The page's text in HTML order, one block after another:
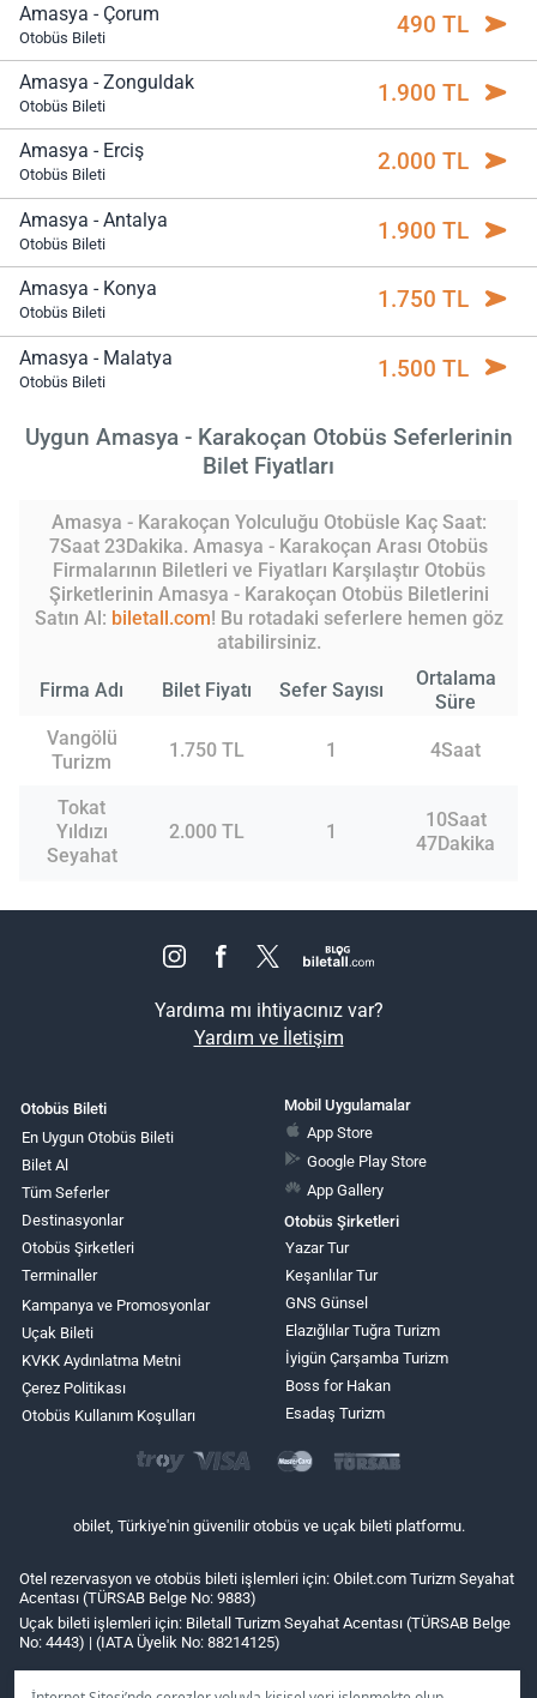
Amasya - Çorum
Otobüs Bileti 490 TL
Amasya - Zonguldak
Otobüs Bileti 1.900 TL
Amasya - Erciş
Otobüs Bileti 2.000 TL
Amasya - Antalya
Otobüs Bileti 1.900 TL
Amasya - Konya
Otobüs Bileti 1.750 TL
Amasya - Malatya
Otobüs Bileti 1.500 TL
Uygun Amasya - Karakoçan Otobüs Seferlerinin
Bilet Fiyatları
Amasya - Karakoçan Yolculuğu Otobüsle Kaç Saat:
7Saat 23Dakika. Amasya - Karakoçan Arası Otobüs
Firmalarının Biletleri ve Fiyatları Karşılaştır Otobüs
Şirketlerinin Amasya - Karakoçan Otobüs Biletlerini
Satın Al: biletall.com! Bu rotadaki seferlere hemen göz
atabilirsiniz.
Firma Adı Bilet Fiyatı Sefer Sayısı
Ortalama
Süre
Vangölü
Turizm
1.750 TL 1 4Saat
Tokat
Yıldızı
Seyahat
2.000 TL 1
10Saat
47Dakika
Yardıma mı ihtiyacınız var?
Yardım ve İletişim
Otobüs Bileti
En Uygun Otobüs Bileti
Bilet Al
Tüm Seferler
Destinasyonlar
Otobüs Şirketleri
Terminaller
Kampanya ve Promosyonlar
Uçak Bileti
KVKK Aydınlatma Metni
Çerez Politikası
Otobüs Kullanım Koşulları
Mobil Uygulamalar
App Store
Google Play Store
App Gallery
Otobüs Şirketleri
Yazar Tur
Keşanlılar Tur
GNS Günsel
Elazığlılar Tuğra Turizm
İyigün Çarşamba Turizm
Boss for Hakan
Esadaş Turizm
obilet, Türkiye'nin güvenilir otobüs ve uçak bileti platformu.
Otel rezervasyon ve otobüs bileti işlemleri için: Obilet.com Turizm Seyahat
Acentası (TÜRSAB Belge No: 9883)
Uçak bileti işlemleri için: Biletall Turizm Seyahat Acentası (TÜRSAB Belge
No: 4443) | (IATA Üyelik No: 88214125)